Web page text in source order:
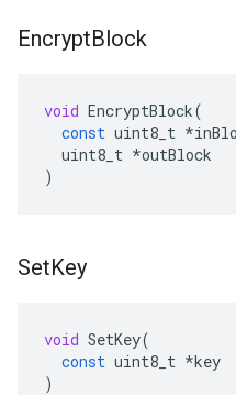
EncryptBlock
void EncryptBlock(
const uint8_t *
uint8_t *outBlock
)
SetKey
void SetKey(
const uint8_t *key
)